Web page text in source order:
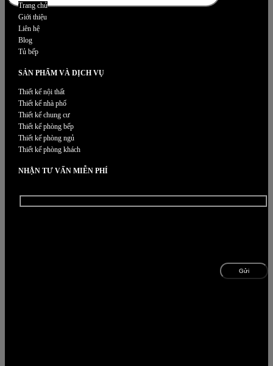
Trang chủ
Giới thiệu
Liên hệ
Blog
Tủ bếp
SẢN PHẨM VÀ DỊCH VỤ
Thiết kế nội thất
Thiết kế nhà phố
Thiết kế chung cư
Thiết kế phòng bếp
Thiết kế phòng ngủ
Thiết kế phòng khách
NHẬN TƯ VẤN MIỄN PHÍ